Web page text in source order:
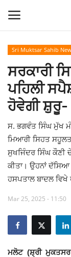
Home
How to Reach
Privacy Policy
Malout News
History of Malout
Giddarbaha
Sri Muktsar Sahib
ਸਰਕਾਰੀ
ਪਹਿਲੀ
ਹੋਵੇਗੀ
ਸ. ਭਗਵੰਤ ਸਿੰਘ ਮੁੱਖ
ਮਿਆਰੀ ਸਿਹਤ
ਸੁਖਜਿੰਦਰ ਸਿੰਘ ਕੌਣੀ
ਕੀਤਾ। ਉਹਨਾਂ ਦੱਸਿਆ
ਹਸਪਤਾਲ ਬਾਦਲ ਵਿਖੇ
Mar 25, 2025 - 11:50
ਮਲੋਟ (ਸ਼੍ਰੀ ਮੁਕਤਸਰ